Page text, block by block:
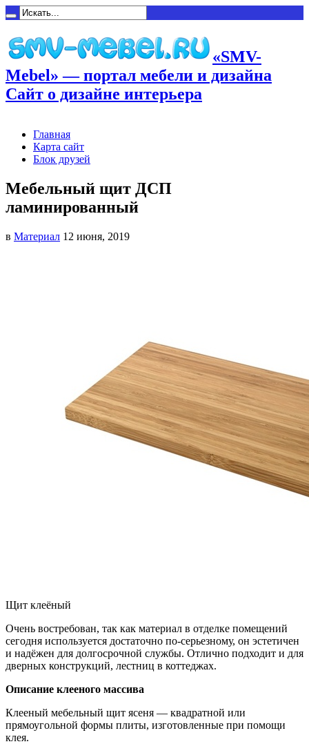
«SMV-
Mebel» — портал мебели и дизайна
Сайт о дизайне интерьера
Главная
Карта сайт
Блок друзей
Мебельный щит ДСП
ламинированный
в Материал 12 июня, 2019
Щит клеёный
Очень востребован, так как материал в отделке помещений
сегодня используется достаточно по-серьезному, он эстетичен
и надёжен для долгосрочной службы. Отлично подходит и для
дверных конструкций, лестниц в коттеджах.
Описание клееного массива
Клееный мебельный щит ясеня — квадратной или
прямоугольной формы плиты, изготовленные при помощи
клея.